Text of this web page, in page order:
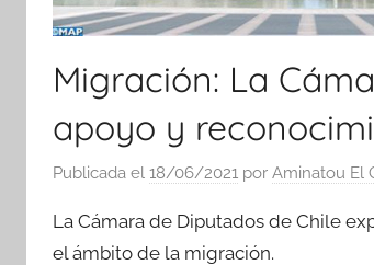
Migración: La
apoyo y
Publicada el 18/06/2021 por Aminatou El
La Cámara de Diputados de Chile
el ámbito de la migración.